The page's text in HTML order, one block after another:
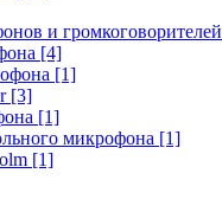
и громкоговорителей
[4]
[1]
[3]
[1]
микрофона [1]
[1]